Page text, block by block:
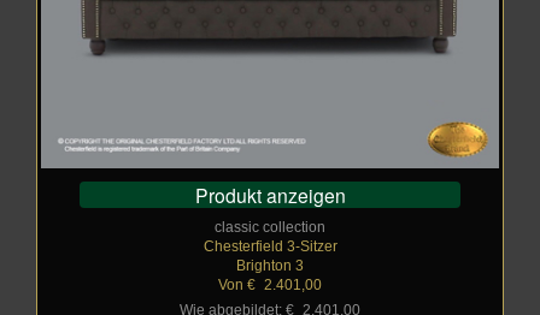
Produkt anzeigen
classic collection
Chesterfield 3-Sitzer
Brighton 3
Von € 2.401,00
Wie abgebildet: €
2.401,00